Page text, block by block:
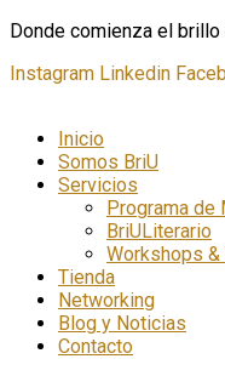
Donde comienza el
Instagram Linkedin
Inicio
Somos BriU
Servicios
Programa de
BriULiterario
Workshops &
Tienda
Networking
Blog y Noticias
Contacto